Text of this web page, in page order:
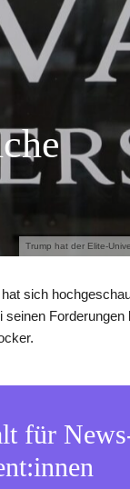
Trump hat der Elite-
sich
Forderungen
für